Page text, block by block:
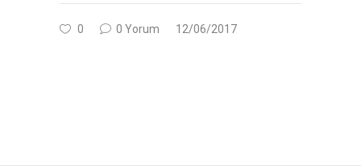
0 0 Yorum 12/06/2017